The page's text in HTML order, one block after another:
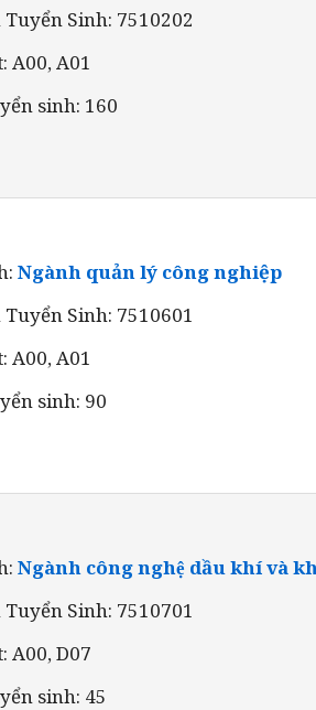
Sinh: 7510202
A00, A01
sinh: 160
Ngành quản lý công nghiệp
Sinh: 7510601
A00, A01
sinh: 90
Ngành công nghệ dầu khí và
Sinh: 7510701
A00, D07
sinh: 45